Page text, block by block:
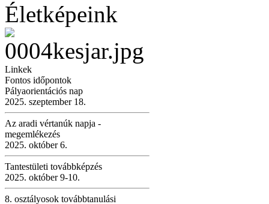
Életképeink
Linkek
Fontos időpontok
Pályaorientációs nap
2025. szeptember 18.
Az aradi vértanúk napja -
megemlékezés
2025. október 6.
Tantestületi továbbképzés
2025. október 9-10.
8. osztályosok továbbtanulási